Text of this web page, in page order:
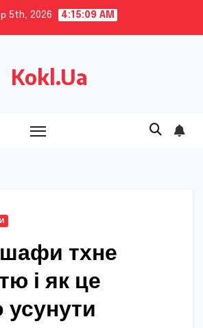
5th, 2026 4:15:10 AM
Kokl.Ua
тхне
і як це